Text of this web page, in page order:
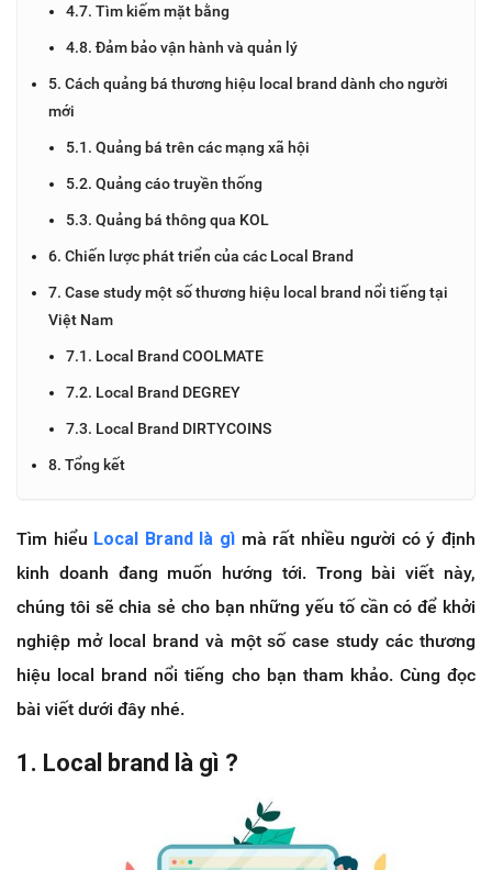
4.7. Tìm kiếm mặt bằng
4.8. Đảm bảo vận hành và quản lý
5. Cách quảng bá thương hiệu local brand dành cho người
mới
5.1. Quảng bá trên các mạng xã hội
5.2. Quảng cáo truyền thống
5.3. Quảng bá thông qua KOL
6. Chiến lược phát triển của các Local Brand
7. Case study một số thương hiệu local brand nổi tiếng tại
Việt Nam
7.1. Local Brand COOLMATE
7.2. Local Brand DEGREY
7.3. Local Brand DIRTYCOINS
8. Tổng kết
Tìm hiểu Local Brand là gìmà rất nhiều người có ý định
kinh doanh đang muốn hướng tới. Trong bài viết này,
chúng tôi sẽ chia sẻ cho bạn những yếu tố cần có để khởi
nghiệp mở local brand và một số case study các thương
hiệu local brand nổi tiếng cho bạn tham khảo. Cùng đọc
bài viết dưới đây nhé.
1. Local brand là gì ?